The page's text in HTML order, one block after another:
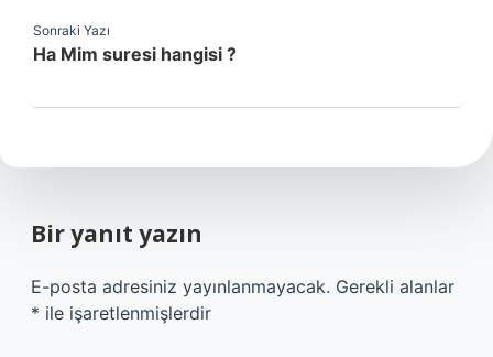
Sonraki Yazı
Ha Mim suresi hangisi ?
Bir yanıt yazın
E-posta adresiniz yayınlanmayacak. Gerekli alanlar
* ile işaretlenmişlerdir